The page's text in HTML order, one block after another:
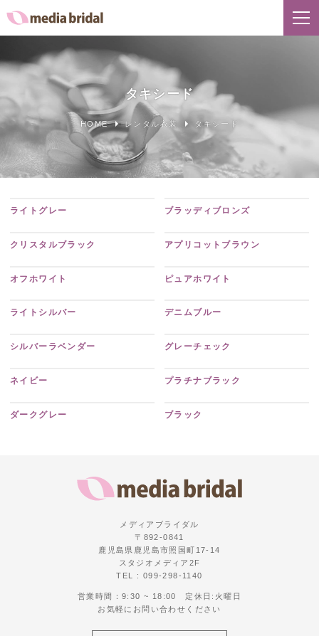
タキシード
HOME レンタル衣装 タキシード
ライトグレー ブラッディブロンズ
クリスタルブラック アプリコットブラウン
オフホワイト ピュアホワイト
ライトシルバー デニムブルー
シルバーラベンダー グレーチェック
ネイビー プラチナブラック
ダークグレー ブラック
メディアブライダル
〒892-0841
鹿児島県鹿児島市照国町17-14
スタジオメディア2F
TEL : 099-298-1140
営業時間：9:30 ~ 18:00 定休日:火曜日
お気軽にお問い合わせください